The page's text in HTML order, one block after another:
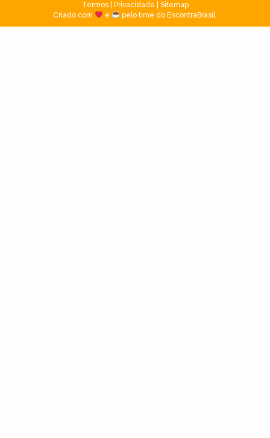
Termos| Privacidade
Sitemap
Criado com
e pelo time do EncontraBrasil